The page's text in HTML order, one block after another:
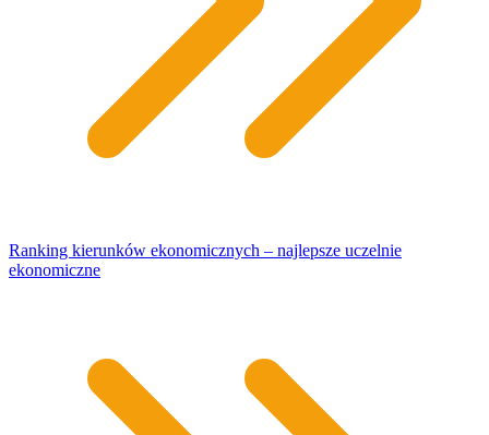
Ranking kierunków ekonomicznych – najlepsze uczelnie
ekonomiczne